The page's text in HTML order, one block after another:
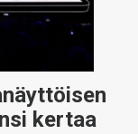
kertaa